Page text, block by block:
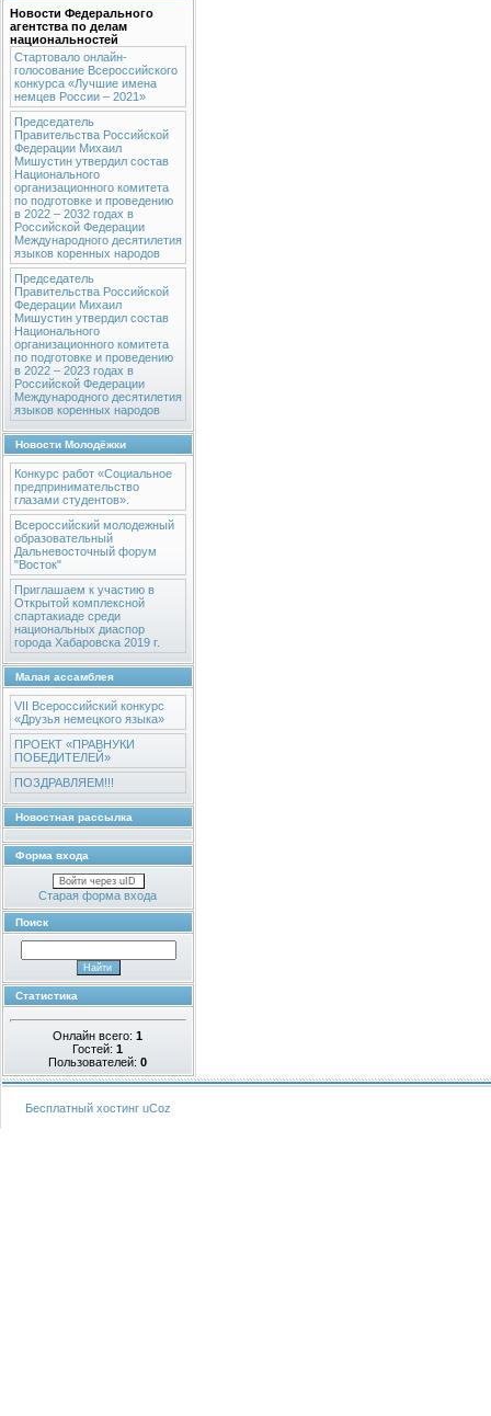
Новости Федерального
агентства по делам
национальностей
Стартовало онлайн-
голосование Всероссийского
конкурса «Лучшие имена
немцев России – 2021»
Председатель
Правительства Российской
Федерации Михаил
Мишустин утвердил состав
Национального
организационного комитета
по подготовке и проведению
в 2022 – 2032 годах в
Российской Федерации
Международного десятилетия
языков коренных народов
Председатель
Правительства Российской
Федерации Михаил
Мишустин утвердил состав
Национального
организационного комитета
по подготовке и проведению
в 2022 – 2023 годах в
Российской Федерации
Международного десятилетия
языков коренных народов
Новости Молодёжки
Конкурс работ «Социальное
предпринимательство
глазами студентов».
Всероссийский молодежный
образовательный
Дальневосточный форум
"Восток"
Приглашаем к участию в
Открытой комплексной
спартакиаде среди
национальных диаспор
города Хабаровска 2019 г.
Малая ассамблея
VII Всероссийский конкурс
«Друзья немецкого языка»
ПРОЕКТ «ПРАВНУКИ
ПОБЕДИТЕЛЕЙ»
ПОЗДРАВЛЯЕМ!!!
Новостная рассылка
Форма входа
Войти через uID
Старая форма входа
Поиск
Статистика
Онлайн всего:1
Гостей:1
Пользователей:0
Бесплатный хостинг uCoz